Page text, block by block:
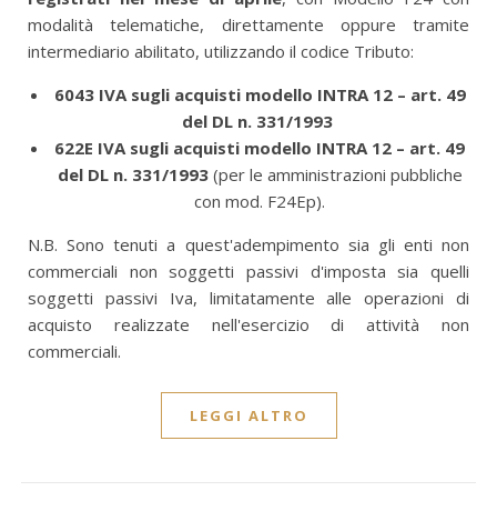
modalità telematiche, direttamente oppure tramite
intermediario abilitato, utilizzando il codice Tributo:
6043 IVA sugli acquisti modello INTRA 12 – art. 49
del DL n. 331/1993
622E IVA sugli acquisti modello INTRA 12 – art. 49
del DL n. 331/1993 (per le amministrazioni pubbliche
con mod. F24Ep).
N.B. Sono tenuti a quest'adempimento sia gli enti non
commerciali non soggetti passivi d'imposta sia quelli
soggetti passivi Iva, limitatamente alle operazioni di
acquisto realizzate nell'esercizio di attività non
commerciali.
LEGGI ALTRO